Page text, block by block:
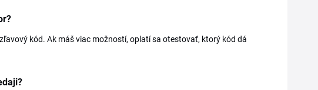
kód. Ak máš viac možností, oplatí sa otestovať, ktorý kód dá